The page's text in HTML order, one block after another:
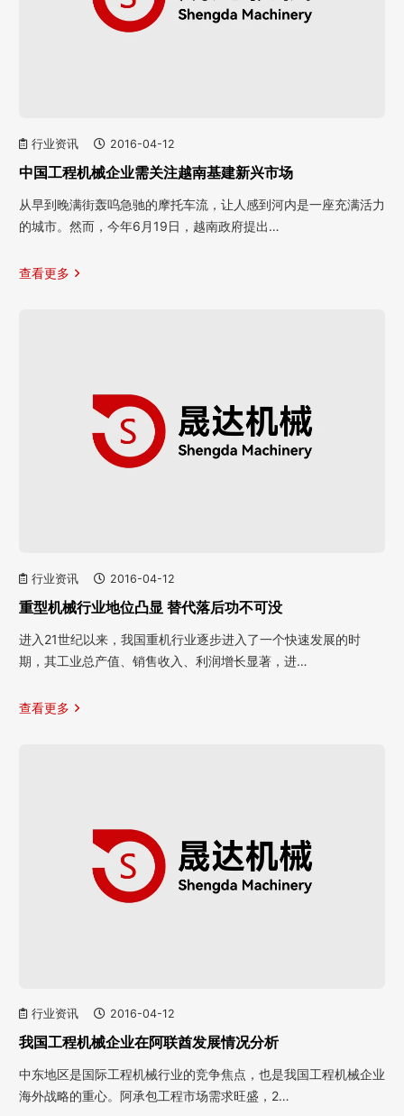
行业资讯 2016-04-12
中国工程机械企业需关注越南基建新兴市场
从早到晚满街轰呜急驰的摩托车流，让人感到河内是一座充满活力
的城市。然而，今年6月19日，越南政府提出…
查看更多
行业资讯 2016-04-12
重型机械行业地位凸显 替代落后功不可没
进入21世纪以来，我国重机行业逐步进入了一个快速发展的时
期，其工业总产值、销售收入、利润增长显著，进…
查看更多
行业资讯 2016-04-12
我国工程机械企业在阿联酋发展情况分析
中东地区是国际工程机械行业的竞争焦点，也是我国工程机械企业
海外战略的重心。阿承包工程市场需求旺盛，2…